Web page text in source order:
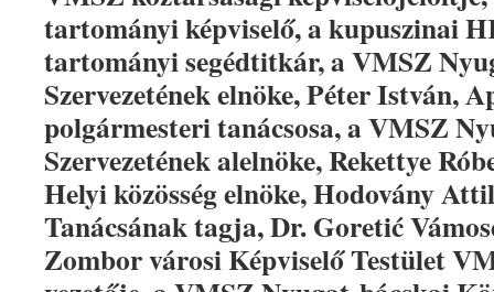
tartományi képviselő, a kupuszinai
tartományi segédtitkár, a VMSZ
Szervezetének elnöke, Péter István,
polgármesteri tanácsosa, a VMSZ
Szervezetének alelnöke, Rekettye
Helyi közösség elnöke, Hodovány
Tanácsának tagja, Dr. Goretić
Zombor városi Képviselő Testület